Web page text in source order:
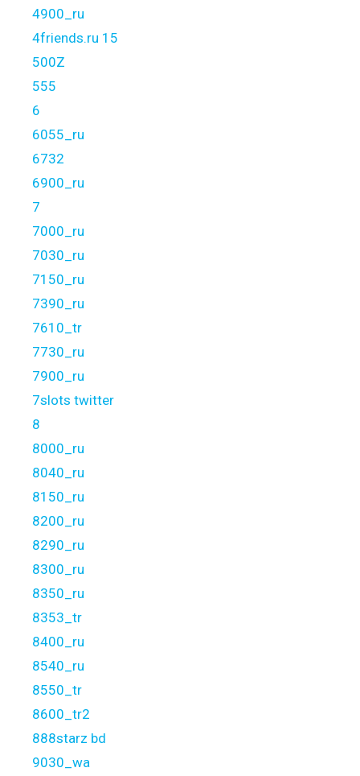
4900_ru
4friends.ru 15
500Z
555
6
6055_ru
6732
6900_ru
7
7000_ru
7030_ru
7150_ru
7390_ru
7610_tr
7730_ru
7900_ru
7slots twitter
8
8000_ru
8040_ru
8150_ru
8200_ru
8290_ru
8300_ru
8350_ru
8353_tr
8400_ru
8540_ru
8550_tr
8600_tr2
888starz bd
9030_wa